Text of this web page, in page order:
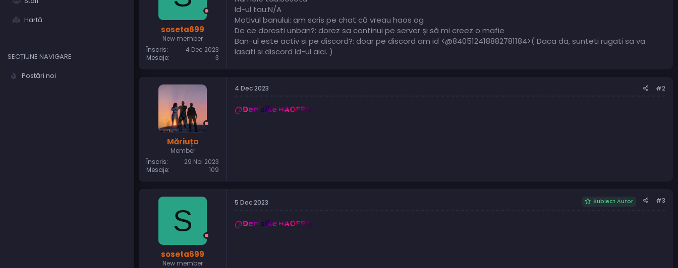
Hartă
SECȚIUNE NAVIGARE
Postări noi
soseta699
New member
Înscris
4 Dec 2023
Mesaje
3
Id-ul tau:N/A
Motivul banului: am scris pe chat că vreau haos og
De ce doresti unban?: dorez sa continui pe server și să mi creez o mafie
Ban-ul este activ si pe discord?: doar pe discord am id <@840512418882781184>( Daca da, sunteti rugati sa va
lasati si discord Id-ul aici. )
Măriuța
Member
Înscris
29 Noi 2023
Mesaje
109
4 Dec 2023 #2
@Denisjke HAOSRO
S
soseta699
New member
5 Dec 2023 Subiect Autor #3
@Denisjke HAOSRO